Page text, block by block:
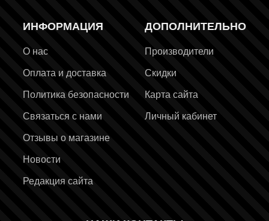
ИНФОРМАЦИЯ
О нас
Оплата и доставка
Политика безопасности
Связаться с нами
Отзывы о магазине
Новости
Редакция сайта
ДОПОЛНИТЕЛЬНО
Производители
Скидки
Карта сайта
Личный кабинет